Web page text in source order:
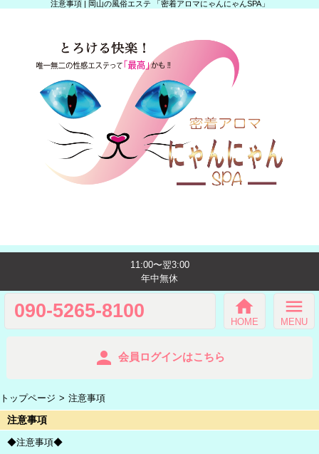
注意事項 | 岡山の風俗エステ 「密着アロマにゃんにゃんSPA」
11:00〜翌3:00
年中無休
090-5265-8100 home
HOME
menu
MENU
person 会員ログインはこちら
トップページ 注意事項
注意事項
◆注意事項◆